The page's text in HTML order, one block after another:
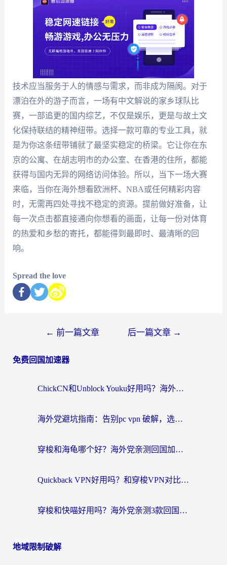
技术应当服务于人的情感与需求，而非成为隔阂。对于
漂泊在外的游子而言，一场有中文解说的家乡球队比
赛，一部追更的国内综艺，不仅是娱乐，更是与故土文
化保持联结的精神纽带。选择一款可靠的专业工具，就
是为你这条纽带铺就了最坚实稳定的桥梁。它让你在东
京的公寓、在胡志明市的办公室、在香港的住所，都能
获得与国内无异的网络访问体验。所以，当下一场大赛
来临，当你在海外想看欧洲杯、NBA或任何精彩内容
时，无需再四处寻找不稳定的资源。提前做好准备，让
每一次点击都直接通向你想看的画面，让每一份对体育
的热爱和乡愁的寄托，都能得到最即时、最清晰的回
响。
Spread the love
← 前一篇文章 后一篇文章 →
免费回国加速器
ChickCN和Unblock Youku好用吗？海外党亲测3款回国加速器，附iOS免费选择指南
海外党避坑指南：告别pc vpn 破解，选对回国加速器轻松访问国内资源
穿梭和海龟哪个好？海外党亲测回国加速器，附电脑免费VPN推荐
Quickback VPN好用吗？和穿梭VPN对比哪个回国效果更好？海外党必看的真实测评与选择指南
穿梭和快喵好用吗？海外党亲测3款回国加速器，附日本回国VPN避坑指南
地域限制破解